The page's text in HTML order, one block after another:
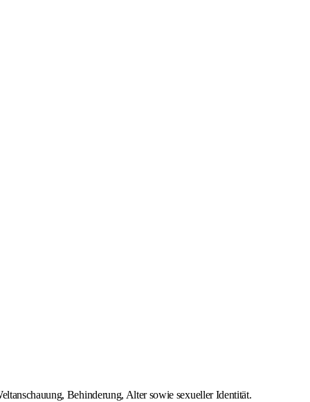
Behinderung, Alter sowie sexueller Identität.